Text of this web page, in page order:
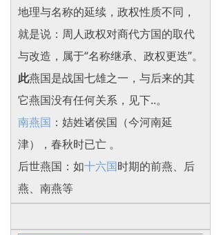
地理与名称的延续，政权性质不同，
就是说：周人政权对商代方国的取代
与改造‌，属于“名称继承、政权更迭”。
此燕国是战国七雄之一，与后来的其
它燕国没有任何关系，见下..。
南燕国 ：姞姓诸侯国（今河南延
津），春秋时已亡 。
后世燕国：如十六国时期的前燕、后
燕、南燕等